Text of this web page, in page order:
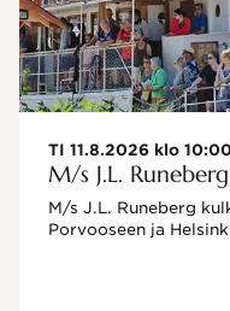
TI 11.8.2026 klo
M/s J.L.
M/s J.L. Runeberg
Porvooseen ja